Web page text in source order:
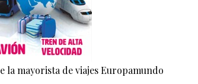
la mayorista de viajes Europamundo